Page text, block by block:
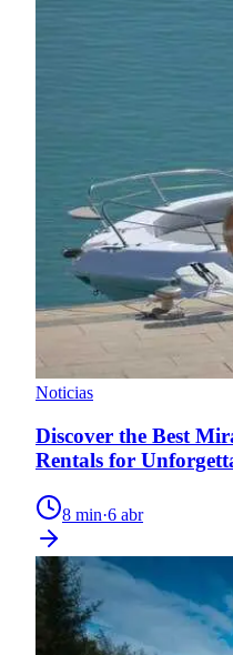
Noticias
Discover the Best
Rentals for
8 min·6 abr